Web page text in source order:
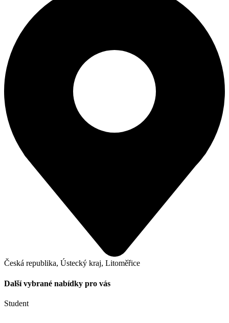
Česká republika, Ústecký kraj, Litoměřice
Další vybrané nabídky pro vás
Student